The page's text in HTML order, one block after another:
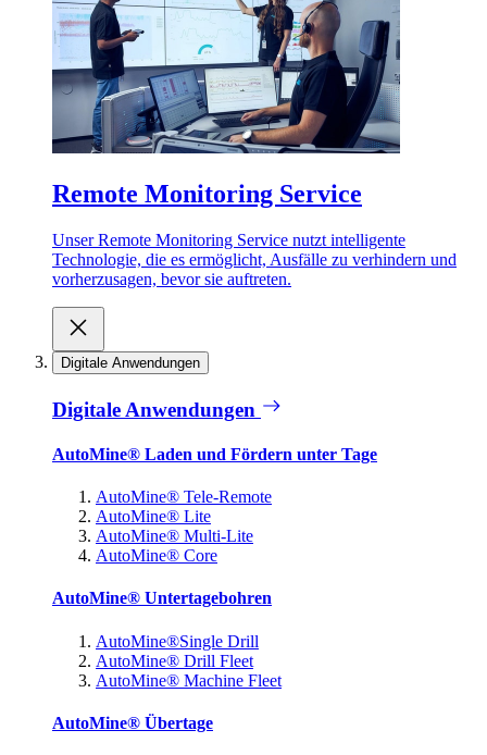
Remote Monitoring Service
Unser Remote Monitoring Service nutzt intelligente
Technologie, die es ermöglicht, Ausfälle zu verhindern und
vorherzusagen, bevor sie auftreten.
Digitale Anwendungen
Digitale Anwendungen
AutoMine® Laden und Fördern unter Tage
AutoMine® Tele-Remote
AutoMine® Lite
AutoMine® Multi-Lite
AutoMine® Core
AutoMine® Untertagebohren
AutoMine®Single Drill
AutoMine® Drill Fleet
AutoMine® Machine Fleet
AutoMine® Übertage